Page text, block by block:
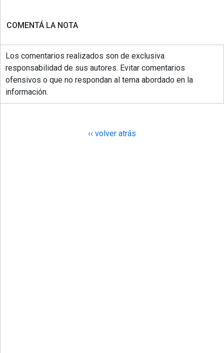
COMENTÁ LA NOTA
Los comentarios realizados son de exclusiva
responsabilidad de sus autores. Evitar comentarios
ofensivos o que no respondan al tema abordado en la
información.
‹‹ volver atrás